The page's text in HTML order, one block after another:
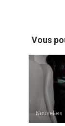
Vous
Nouvelles